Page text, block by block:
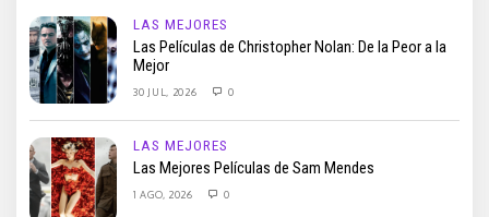
LAS MEJORES
Las Películas de Christopher Nolan: De la Peor a la
Mejor
30 JUL, 2026 0
LAS MEJORES
Las Mejores Películas de Sam Mendes
1 AGO, 2026 0